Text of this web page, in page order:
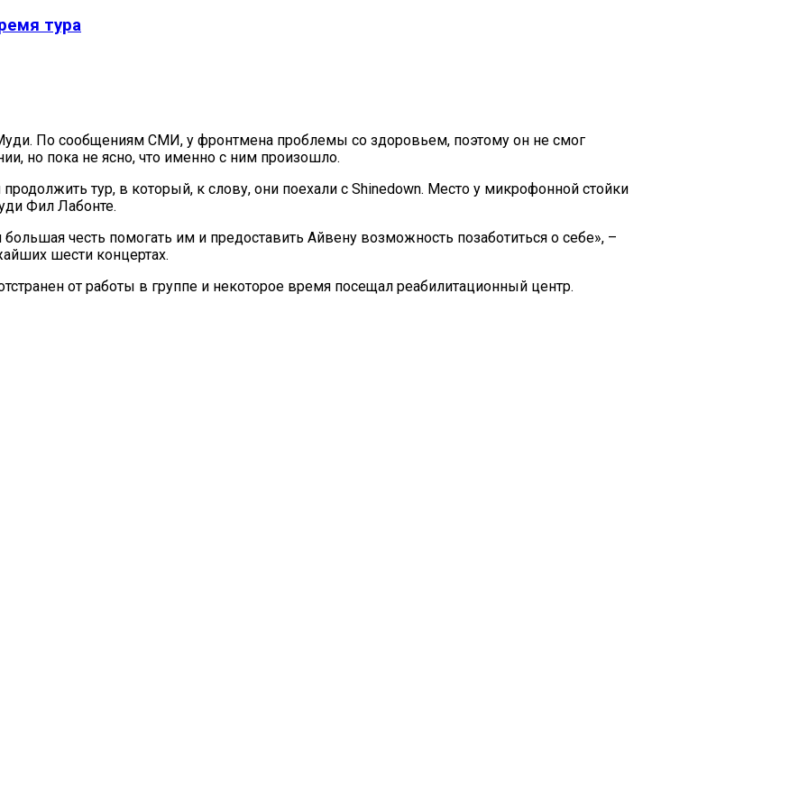
тура
По сообщениям СМИ, у фронтмена проблемы со здоровьем, поэтому он не смог
но пока не ясно, что именно с ним произошло.
тур, в который, к слову, они поехали с Shinedown. Место у микрофонной стойки
Фил Лабонте.
честь помогать им и предоставить Айвену возможность позаботиться о себе», –
шести концертах.
от работы в группе и некоторое время посещал реабилитационный центр.